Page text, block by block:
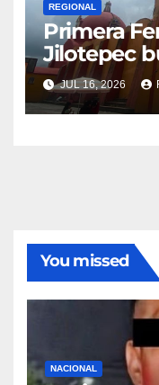
REGIONAL
Primera
Jilotepec
jóvenes a
JUL 16, 2026
You missed
NACIONAL